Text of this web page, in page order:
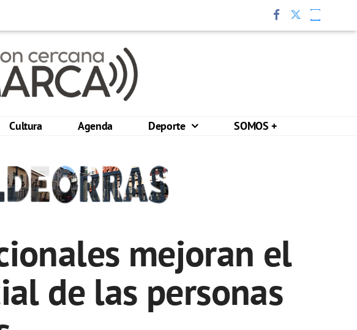
Cultura Agenda Deporte SOMOS +
mejoran el
de las personas